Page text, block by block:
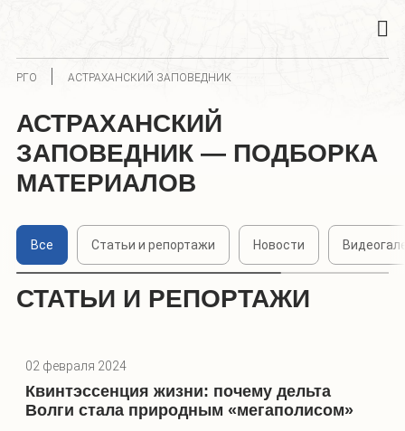
РГО АСТРАХАНСКИЙ ЗАПОВЕДНИК
АСТРАХАНСКИЙ
ЗАПОВЕДНИК — ПОДБОРКА
МАТЕРИАЛОВ
Все Статьи и репортажи Новости
СТАТЬИ И РЕПОРТАЖИ
02 февраля 2024
Квинтэссенция жизни: почему дельта
Волги стала природным «мегаполисом»